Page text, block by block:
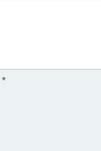
*